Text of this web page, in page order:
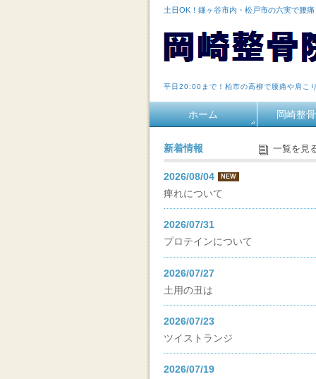
土日OK！鎌ヶ谷市内・松戸市の六実で腰
平日20:00まで！柏市の高柳で腰痛や肩こ
ホーム 岡崎整
新着情報 一覧を見
2026/08/04 NEW
痺れについて
2026/07/31
プロテインについて
2026/07/27
土用の丑は
2026/07/23
ツイストランジ
2026/07/19